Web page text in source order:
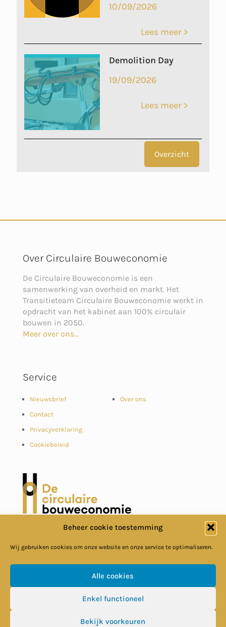
Beheer cookie toestemming
Wij gebruiken cookies om onze website en onze service te optimaliseren.
Alle cookies
Enkel functioneel
Bekijk voorkeuren
10/09/2026
Lees meer >
Demolition Day
19/09/2026
Lees meer >
Overzicht
Over Circulaire Bouweconomie
De Circulaire Bouweconomie is een
samenwerking van overheid en markt. Het
Transitieteam Circulaire Bouweconomie werkt in
opdracht van het kabinet aan 100% circulair
bouwen in 2050.
Meer over ons...
Service
Nieuwsbrief
Contact
Privacyverklaring
Cookiebeleid
Over ons
© Circulaire Bouweconomie